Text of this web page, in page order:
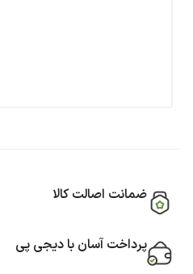
ضمانت اصالت کالا
پرداخت آسان با دیجی پی